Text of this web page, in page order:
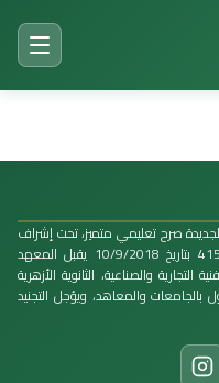
الجديدة صرح تعليمي متميز، تحت إشراف
وزارة التعليم العالي أنشئ بالقرار الوزاري رقم 4151 بتاريخ 10/9/2018 يقبل المعهد
التجارية والصناعية، الثانوية الأزهرية
والمعاهد، ويؤجل التجنيد